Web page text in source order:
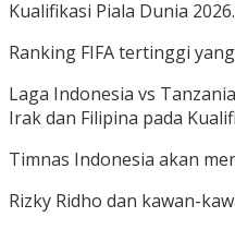
Kualifikasi Piala Dunia 2026.
Ranking FIFA tertinggi
Laga Indonesia vs
Irak dan Filipina pada
Timnas Indonesia akan
Rizky Ridho dan kawan-